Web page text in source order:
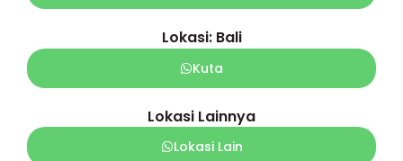
Lokasi: Bali
Kuta
Lokasi Lainnya
Lokasi Lain